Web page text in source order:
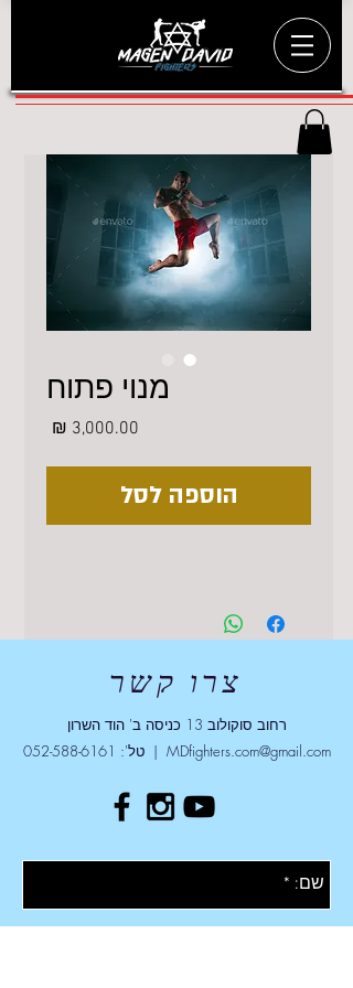
מנוי פתוח
הוספה לסל
צרו קשר
רחוב סוקולוב 13 כניסה ב' הוד השרון
MDfighters.com@gmail.com | טל': 052-588-6161